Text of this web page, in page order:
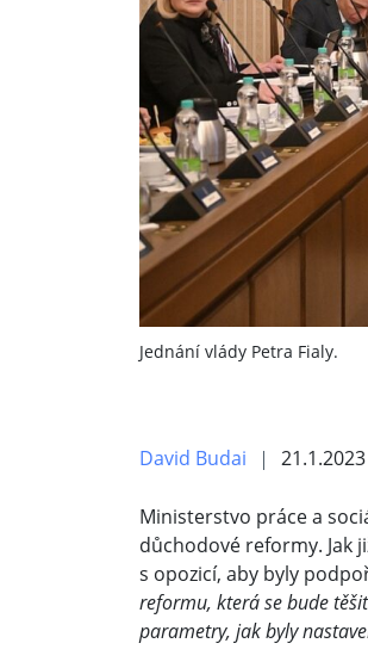
Jednání vlády Petra Fialy.
David Budai 21.1.2023
Ministerstvo práce a
důchodové reformy. Jak
s opozicí, aby byly
reformu, která se bude
parametry, jak byly